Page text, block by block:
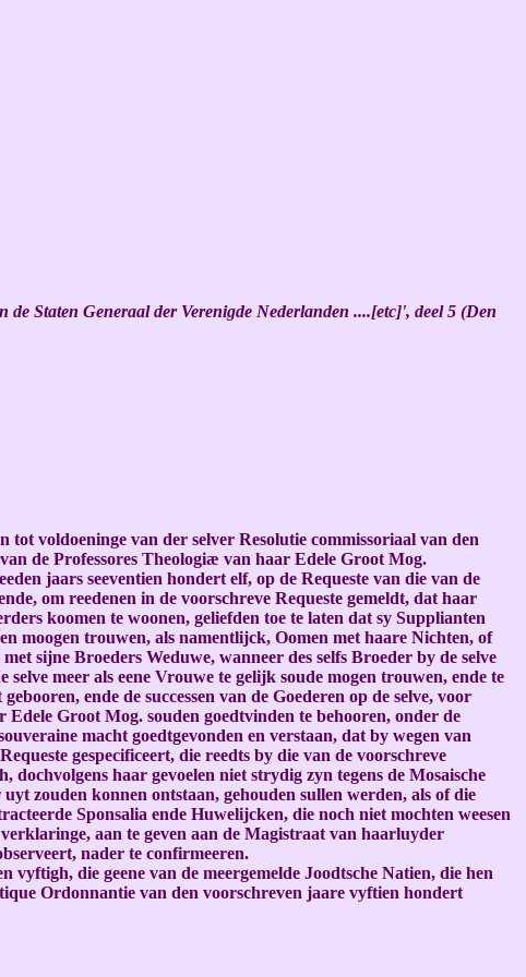
Staten Generaal der Verenigde Nederlanden ....[etc]', deel 5 (Den
voldoeninge van der selver Resolutie commissoriaal van den
de Professores Theologiæ van haar Edele Groot Mog.
jaars seeventien hondert elf, op de Requeste van die van de
om reedenen in de voorschreve Requeste gemeldt, dat haar
koomen te woonen, geliefden toe te laten dat sy Supplianten
moogen trouwen, als namentlijck, Oomen met haare Nichten, of
sijne Broeders Weduwe, wanneer des selfs Broeder by de selve
meer als eene Vrouwe te gelijk soude mogen trouwen, ende te
ende de successen van de Goederen op de selve, voor
Edele Groot Mog. souden goedtvinden te behooren, onder de
macht goedtgevonden en verstaan, dat by wegen van
gespecificeert, die reedts by die van de voorschreve
haar gevoelen niet strydig zyn tegens de Mosaische
zouden konnen ontstaan, gehouden sullen werden, als of die
Sponsalia ende Huwelijcken, die noch niet mochten weesen
aan te geven aan de Magistraat van haarluyder
nader te confirmeeren.
die geene van de meergemelde Joodtsche Natien, die hen
Ordonnantie van den voorschreven jaare vyftien hondert